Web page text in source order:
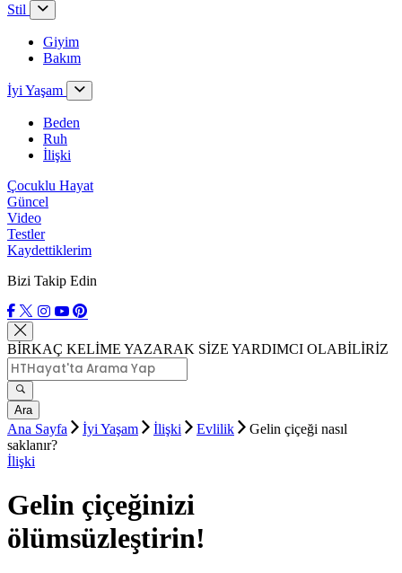
Stil
Giyim
Bakım
İyi Yaşam
Beden
Ruh
İlişki
Çocuklu Hayat
Güncel
Video
Testler
Kaydettiklerim
Bizi Takip Edin
BİRKAÇ KELİME YAZARAK SİZE YARDIMCI OLABİLİRİZ
Ara
Ana Sayfa İyi Yaşam İlişki Evlilik
Gelin çiçeği nasıl
saklanır?
İlişki
Gelin çiçeğinizi
ölümsüzleştirin!